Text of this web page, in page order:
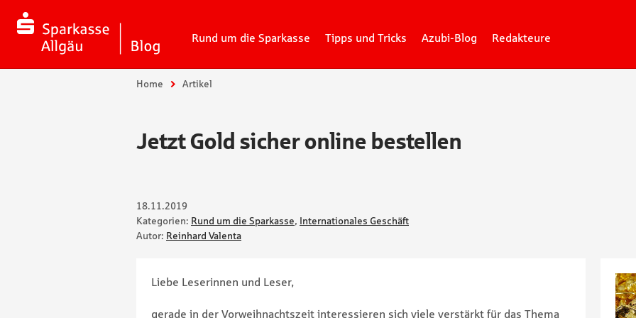
Rund um die Sparkasse
Tipps und Tricks Azubi-Blog Redakteure
Home Artikel
Jetzt Gold sicher online bestellen
18.11.2019
Kategorien: Rund um die Sparkasse, Internationales Geschäft
Autor: Reinhard Valenta
Liebe Leserinnen und Leser,
gerade in der Vorweihnachtszeit interessieren sich viele verstärkt für das Thema